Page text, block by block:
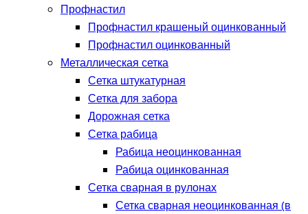
Профнастил
Профнастил крашеный оцинкованный
Профнастил оцинкованный
Металлическая сетка
Сетка штукатурная
Сетка для забора
Дорожная сетка
Сетка рабица
Рабица неоцинкованная
Рабица оцинкованная
Сетка сварная в рулонах
Сетка сварная неоцинкованная (в